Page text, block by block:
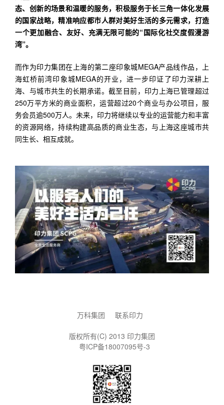
态、创新的场景和温暖的服务，积极服务于长三角一体化发展
的国家战略，精准响应都市人群对美好生活的多元需求，打造
一个更加融合、友好、充满无限可能的“国际化社交度假漫游
湾”。
而作为印力集团在上海的第二座印象城MEGA产品线作品，上
海虹桥前湾印象城MEGA的开业，进一步印证了印力深耕上
海、与城市共生的长期承诺。截至目前，印力上海已管理超过
250万平方米的商业面积，运营超过20个商业与办公项目，服
务会员逾500万人。未来，印力将继续以专业的运营能力和丰富
的资源网络，持续构建高品质的商业生态，与上海这座城市共
同生长、相互成就。
万科集团 联系印力
版权所有(C) 2013 印力集团
粤ICP备18007095号-3